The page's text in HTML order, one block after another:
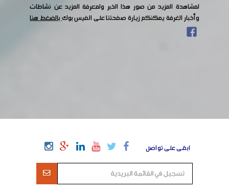
لمشاهدة المزيد من صور هذا الخبر ولمعرفة المزيد عن نشاطات
وأخبار الغرفة يمكنكم زيارة صفحتنا على الفيس بوكبالضغط هنا
ابقى على تواصل